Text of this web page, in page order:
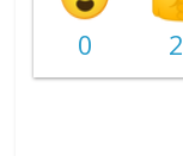
0 2